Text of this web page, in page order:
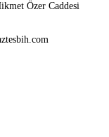
Özer Caddesi